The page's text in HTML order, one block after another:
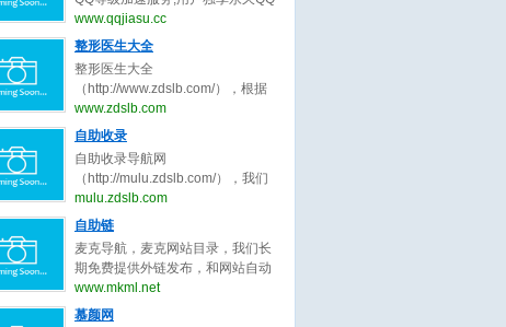
鼻,隆鼻哪种好,隆鼻价格,隆鼻、隆
鼻修复、隆鼻整形医生预约就上隆
鼻信息查询网。
部拉皮,面部除皱,面部线雕,面部年
轻化,面部整形医生等知名口碑专家
预约查询。了解面部提升,面部拉皮,
面部除皱,面部线雕,面部年轻化，面
部整形医生预约就上面部医生查询
网。
等级代练，拥有最全面的QQ代挂、
等级计算、代理开通、代挂网搭
让海量用户快速提升QQ等级!
www.qqjiasu.cc
整形医生大全
整形医生大全
（http://www.zdslb.com/），根据
用户口碑收录全中国最好的整形医
生，包括不限于整形外科医生、微
形医生、吸脂整形医生、修复整形
医生、北京整形医生、上海整形医
生、广州整形医生、成都整形医
生、武汉整形医生。整形医生大
全，秉承为客户服务公平公正原
则，为整形客户求美决策推荐最好
的整形医生。
www.zdslb.com
自助收录
自助收录导航网
（http://mulu.zdslb.com/），我们
长期免费提供外链发布，和网站自
动秒收录服务，根据网站点击来路
交换友情链接，快速增加网站的外
链与收录,您可以自助申请加入我们
获取免费的优质外链，获取高质量
的自然流量，还等什么赶快加入自
mulu.zdslb.com
自助链
麦克导航，麦克网站目录，我们长
期免费提供外链发布，和网站自动
秒收录服务，根据网站点击来路自
动排名第一位，欢迎和本站自助交
www.mkml.net
慕颜网